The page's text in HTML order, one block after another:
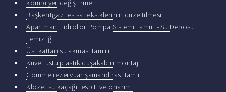
kombi yer değiştirme
Başkentgaz tesisat eksiklerinin düzeltilmesi
Apartman Hidrofor Pompa Sistemi Tamiri - Su Deposu
Temizliği
Üst kattan su akması tamiri
Küvet üstü plastik duşakabin montajı
Gömme rezervuar şamandırası tamiri
Klozet su kaçağı tespiti ve onarımı